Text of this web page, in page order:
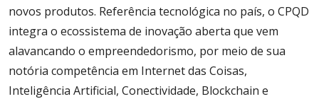
novos produtos. Referência tecnológica no país, o CPQD
integra o ecossistema de inovação aberta que vem
alavancando o empreendedorismo, por meio de sua
notória competência em Internet das Coisas,
Inteligência Artificial, Conectividade, Blockchain e